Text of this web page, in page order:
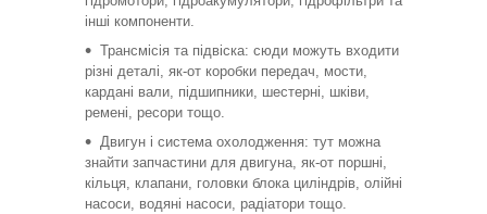
інші компоненти.
Трансмісія та підвіска: сюди можуть входити
різні деталі, як-от коробки передач, мости,
кардані вали, підшипники, шестерні, шківи,
ремені, ресори тощо.
Двигун і система охолодження: тут можна
знайти запчастини для двигуна, як-от поршні,
кільця, клапани, головки блока циліндрів, олійні
насоси, водяні насоси, радіатори тощо.